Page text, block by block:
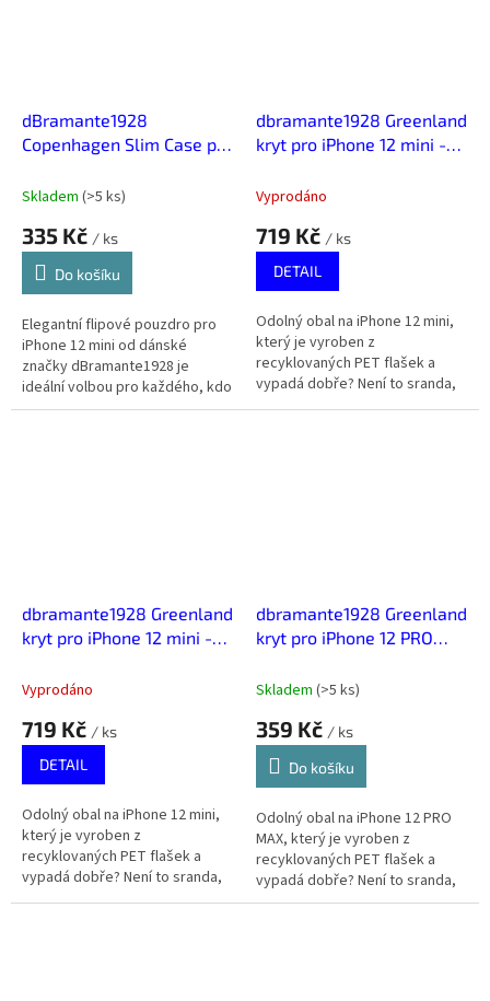
dBramante1928
Copenhagen Slim Case pro
Skladem (>5 ks)
335 Kč / ks
Do košíku
Elegantní flipové pouzdro pro
iPhone 12 mini od dánské
značky dBramante1928 je
ideální volbou pro každého, kdo
chce propojit spolehlivou
dbramante1928 Greenland
kryt pro iPhone 12 mini -
Vyprodáno
719 Kč / ks
DETAIL
Odolný obal na iPhone 12 mini,
který je vyroben z
recyklovaných PET flašek a
vypadá dobře? Není to sranda,
dánská značka dbramante1928
dbramante1928 Greenland
kryt pro iPhone 12 mini -
Vyprodáno
719 Kč / ks
DETAIL
Odolný obal na iPhone 12 mini,
který je vyroben z
recyklovaných PET flašek a
vypadá dobře? Není to sranda,
dánská značka dbramante1928
dbramante1928 Greenland
kryt pro iPhone 12 PRO
Skladem (>5 ks)
359 Kč / ks
Do košíku
Odolný obal na iPhone 12 PRO
MAX, který je vyroben z
recyklovaných PET flašek a
vypadá dobře? Není to sranda,
dánská značka dbramante1928